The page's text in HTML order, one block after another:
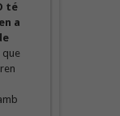
té
a
que